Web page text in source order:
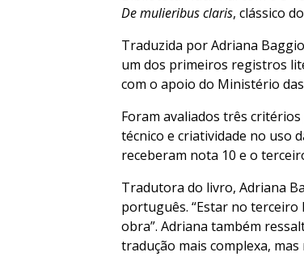
De mulieribus claris, clássico
Traduzida por Adriana
um dos primeiros registros
com o apoio do Ministério
Foram avaliados três
técnico e criatividade no uso
receberam nota 10 e o
Tradutora do livro, Adriana
português. “Estar no
obra”. Adriana também
tradução mais complexa,